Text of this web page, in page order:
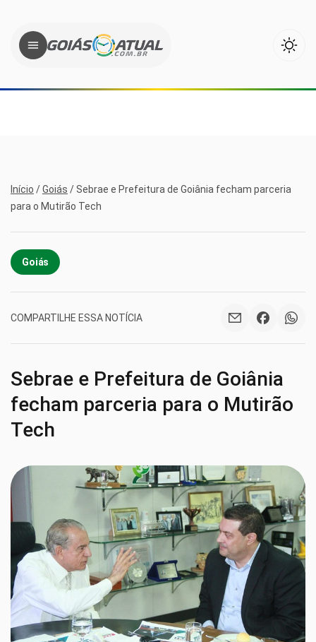
Início /Goiás / Sebrae e Prefeitura de Goiânia fecham parceria
para o Mutirão Tech
Goiás
COMPARTILHE ESSA NOTÍCIA
Sebrae e Prefeitura de Goiânia
fecham parceria para o Mutirão
Tech